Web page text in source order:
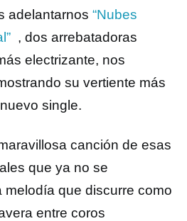
adelantarnos “Nubes
, dos arrebatadoras
electrizante, nos
su vertiente más
single.
canción de esas
que ya no se
melodía que discurre como
entre coros